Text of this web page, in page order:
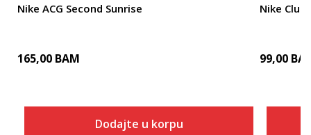
Nike ACG Second Sunrise
165,00 BAM
Dodajte u korpu
Nike Club
99,00